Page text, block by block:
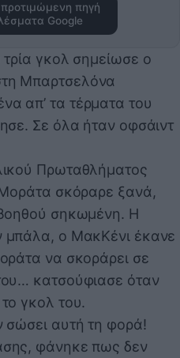
πηγή
Google
γκολ σημείωσε ο
Μπαρτσελόνα
απ’ τα τέρματα του
Σε όλα ήταν οφσάιντ
Πρωταθλήματος
σκόραρε ξανά,
σηκωμένη. Η
μπάλα, ο ΜακΚένι έκανε
να σκοράρει σε
κατσούφιασε όταν
γκολ του.
σώσει αυτή τη φορά!
φάνηκε πως δεν